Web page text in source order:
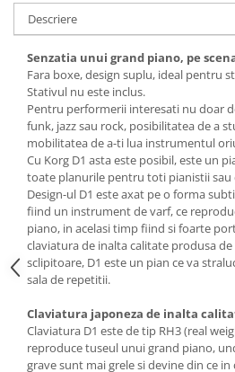
Descriere
Senzatia unui grand piano, pe
Fara boxe, design suplu, ideal pentru
Stativul nu este inclus.
Pentru performerii interesati nu doar
funk, jazz sau rock, posibilitatea de a
mobilitatea de a-ti lua instrumentul
Cu Korg D1 asta este posibil, este un
toate planurile pentru toti pianistii sau
Design-ul D1 este axat pe o forma
fiind un instrument de varf, ce
piano, in acelasi timp fiind si foarte
claviatura de inalta calitate produsa de
sclipitoare, D1 este un pian ce va
sala de repetitii.
Claviatura japoneza de inalta
Claviatura D1 este de tip RH3 (real
reproduce tuseul unui grand piano,
grave sunt mai grele si devine din ce